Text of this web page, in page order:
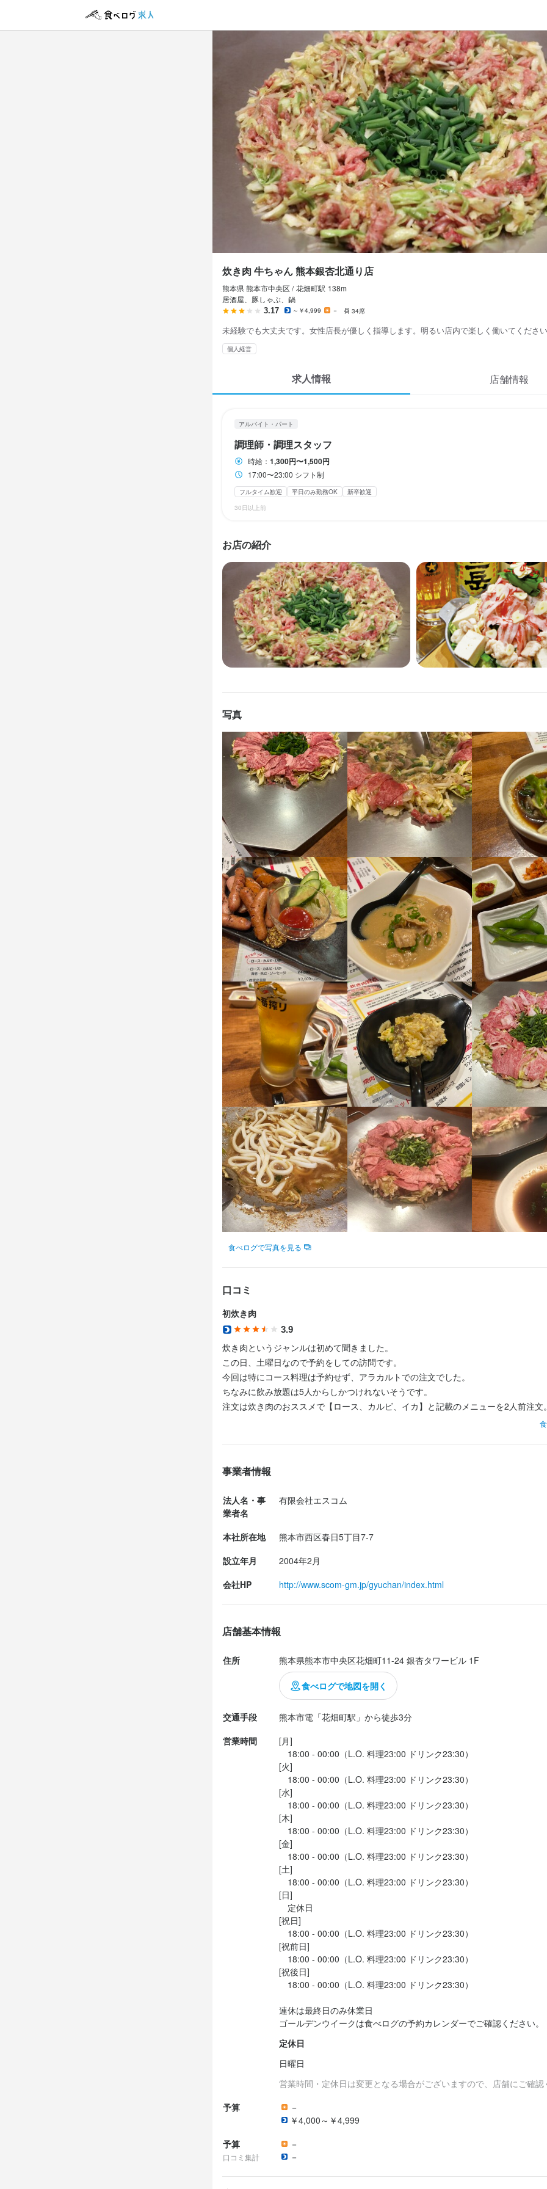
炊き肉 牛ちゃん 熊本銀杏北通り店
熊本県 熊本市中央区 / 花畑町駅 138m
居酒屋、豚しゃぶ、鍋
3.17 ～￥4,999 － 34席
未経験でも大丈夫です。女性店長が優しく指導します。明るい店内で楽しく働いてくださ
個人経営
求人情報 店舗情報
アルバイト・パート
調理師・調理スタッフ
時給： 1,300円〜1,500円
17:00〜23:00 シフト制
フルタイム歓迎 平日のみ勤務OK
新卒歓迎
30日以上前
お店の紹介
写真
食べログで写真を見る
口コミ
初炊き肉
3.9
炊き肉というジャンルは初めて聞きました。
この日、土曜日なので予約をしての訪問です。
今回は特にコース料理は予約せず、アラカルトでの注文でした。
ちなみに飲み放題は5人からしかつけれないそうです。
注文は炊き肉のおススメで【ロース、カルビ、イカ】と記載のメニューを2人前注文
こを利用してお肉とキャベツなどの野菜を一緒に煮込み、焼肉ダレのような特性ダ
もの。
野菜が多めで出汁も美味しいので結構、野菜中心でおなかいっぱいいただける感じ
その他、ウインナーの盛り合わせ、ホルモン煮込みなどいただきつつ、2時間ほど過
料金は一人...
事業者情報
法人名・事
業者名
有限会社エスコム
本社所在地
熊本市西区春日5丁目7-7
設立年月
2004年2月
会社HP
http://www.scom-gm.jp/gyuchan/index.html
店舗基本情報
住所 熊本県熊本市中央区花畑町11-24 銀杏タワービル 1F
食べログで地図を開く
交通手段
熊本市電「花畑町駅」から徒歩3分
営業時間
[月]
18:00 - 00:00（L.O. 料理23:00 ドリンク23:30）
[火]
18:00 - 00:00（L.O. 料理23:00 ドリンク23:30）
[水]
18:00 - 00:00（L.O. 料理23:00 ドリンク23:30）
[木]
18:00 - 00:00（L.O. 料理23:00 ドリンク23:30）
[金]
18:00 - 00:00（L.O. 料理23:00 ドリンク23:30）
[土]
18:00 - 00:00（L.O. 料理23:00 ドリンク23:30）
[日]
定休日
[祝日]
18:00 - 00:00（L.O. 料理23:00 ドリンク23:30）
[祝前日]
18:00 - 00:00（L.O. 料理23:00 ドリンク23:30）
[祝後日]
18:00 - 00:00（L.O. 料理23:00 ドリンク23:30）
連休は最終日のみ休業日
ゴールデンウイークは食べログの予約カレンダーでご確認ください。
定休日
日曜日
営業時間・定休日は変更となる場合がございますので、店舗にご確認
予算
－
￥4,000～￥4,999
予算
口コミ集計
－
－
求人を選択する
求人を選択する
求人を選択する
求人を選択する
炊き肉 牛ちゃん 熊本銀杏北通り店
調理師・調理スタッフ
調理師・調理スタッフ
時給1,300円〜1,500円
給与手渡しOK 日払いOK 週払いOK 給与前払いOK 扶養内勤務OK
勤務時間
17:00〜23:00 シフト制
ダブルワーク・副業OK フルタイム歓迎 長期勤務歓迎 週1日からOK 週2日からOK 週4日以上OK
自由シフト制(毎回、時間・曜日を選べる)
休日・休暇
2週間ごとのシフト制
日曜定休 平日のみ勤務OK(土日休み) 土日祝のみ勤務OK
待遇
・契約期間の定めなし
特徴
女性活躍中
個人経営(2店舗以内)
【調理スタッフ】
炊き肉 牛ちゃん 熊本銀杏北通り店
勤務地
熊本県熊本市中央区花畑町11-24 銀杏タワービル 1F
連絡先
096-312-4129
法人名・事業者名
有限会社エスコム
最終更新日2024/11/27